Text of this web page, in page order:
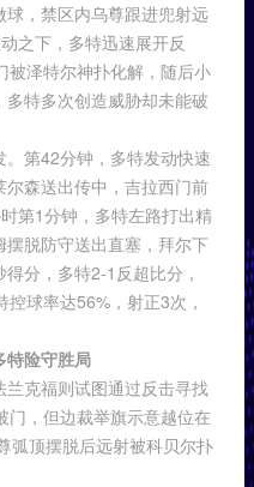
，禁区内乌尊跟进兜射远
之下，多特迅速展开反
被泽特尔神扑化解，随后小
特多次创造威胁却未能破
第42分钟，多特发动快速
森送出传中，吉拉西门前
第1分钟，多特左路打出精
脱防守送出直塞，拜尔下
分，多特2-1反超比分，
球率达56%，射正3次，
特险守胜局
克福则试图通过反击寻找
门，但边裁举旗示意越位在
弧顶摆脱后远射被科贝尔扑